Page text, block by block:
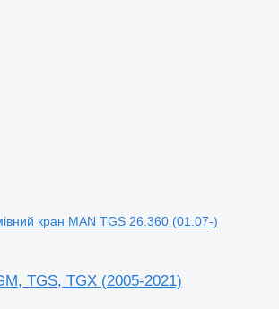
кран MAN TGS 26.360 (01.07-)
TGS, TGX (2005-2021)